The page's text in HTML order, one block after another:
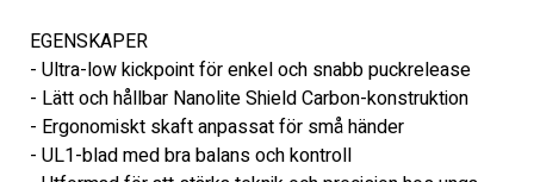
EGENSKAPER
- Ultra-low kickpoint för enkel och snabb puckrelease
- Lätt och hållbar Nanolite Shield Carbon-konstruktion
- Ergonomiskt skaft anpassat för små händer
- UL1-blad med bra balans och kontroll